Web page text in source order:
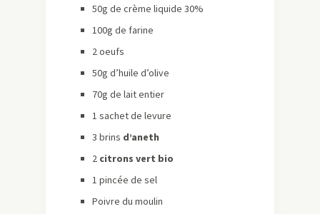
50g de crème liquide 30%
100g de farine
2 oeufs
50g d’huile d’olive
70g de lait entier
1 sachet de levure
3 brins d’aneth
2 citrons vert bio
1 pincée de sel
Poivre du moulin